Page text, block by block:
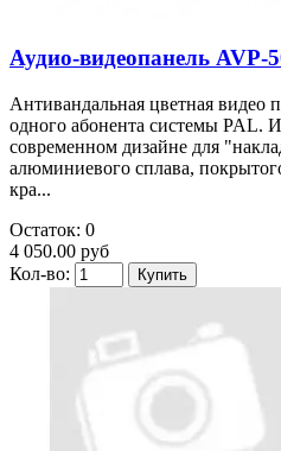
Аудио-видеопанель AVP-
Антивандальная цветная видео
одного абонента системы PAL.
современном дизайне для
алюминиевого сплава,
кра...
Остаток: 0
4 050.00 руб
Кол-во: